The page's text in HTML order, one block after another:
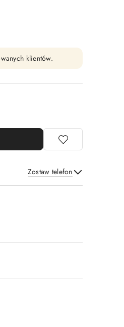
klientów.
Zostaw telefon
Wyślij